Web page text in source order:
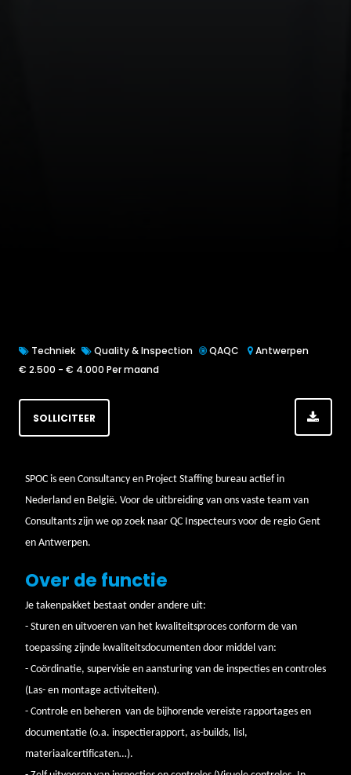
Techniek Quality & Inspection QAQC
Antwerpen
€ 2.500 - € 4.000 Per maand
SOLLICITEER
SPOC is een Consultancy en Project Staffing bureau actief in
Nederland en België. Voor de uitbreiding van ons vaste team van
Consultants zijn we op zoek naar QC Inspecteurs voor de regio Gent
en Antwerpen.
Over de functie
Je takenpakket bestaat onder andere uit:
- Sturen en uitvoeren van het kwaliteitsproces conform de van
toepassing zijnde kwaliteitsdocumenten door middel van:
- Coördinatie, supervisie en aansturing van de inspecties en controles
(Las- en montage activiteiten).
- Controle en beheren van de bijhorende vereiste rapportages en
documentatie (o.a. inspectierapport, as-builds, lisl,
materiaalcertificaten…).